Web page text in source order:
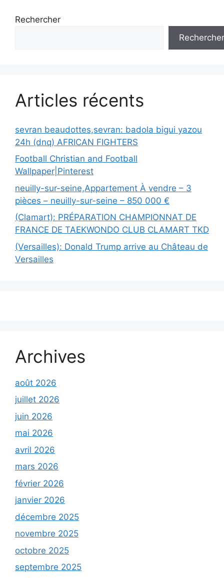
Rechercher
Rechercher
Articles récents
sevran beaudottes,sevran: badola bigui yazou
24h (dnq) AFRICAN FIGHTERS
Football Christian and Football
Wallpaper|Pinterest
neuilly-sur-seine,Appartement À vendre – 3
pièces – neuilly-sur-seine – 850 000 €
(Clamart): PRÉPARATION CHAMPIONNAT DE
FRANCE DE TAEKWONDO CLUB CLAMART TKD
(Versailles): Donald Trump arrive au Château de
Versailles
Archives
août 2026
juillet 2026
juin 2026
mai 2026
avril 2026
mars 2026
février 2026
janvier 2026
décembre 2025
novembre 2025
octobre 2025
septembre 2025